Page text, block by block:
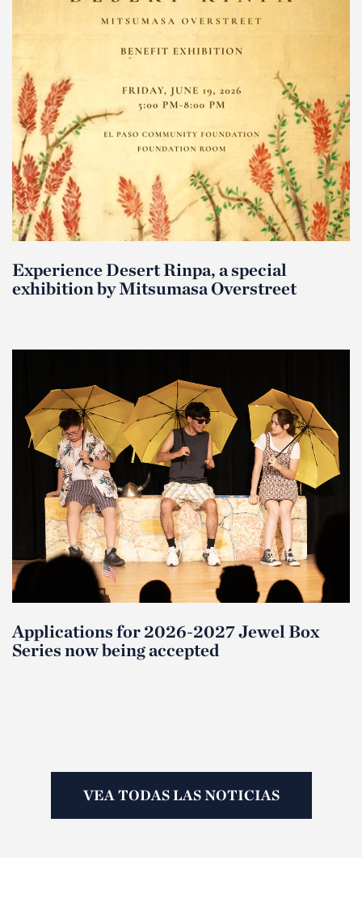
Experience Desert Rinpa, a special
exhibition by Mitsumasa Overstreet
Applications for 2026-2027 Jewel Box
Series now being accepted
VEA TODAS LAS NOTICIAS